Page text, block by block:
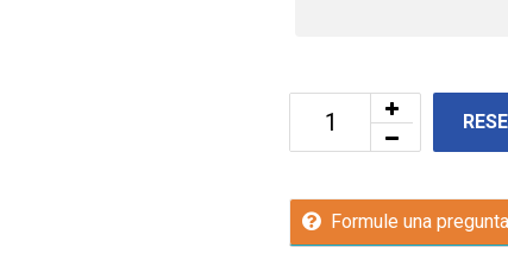
Formule una pregunta